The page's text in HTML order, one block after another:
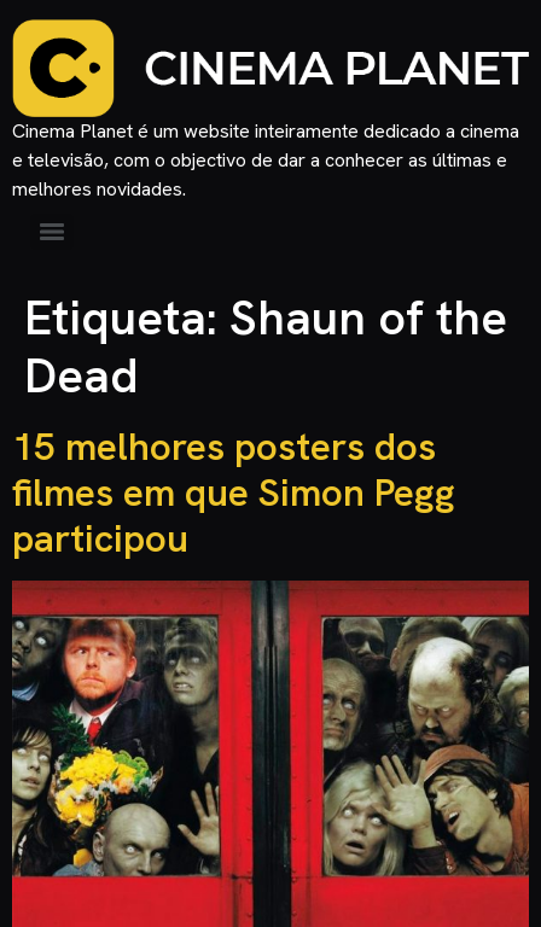
Cinema Planet é um website inteiramente dedicado a cinema
e televisão, com o objectivo de dar a conhecer as últimas e
melhores novidades.
Etiqueta: Shaun of the
Dead
15 melhores posters dos
filmes em que Simon Pegg
participou